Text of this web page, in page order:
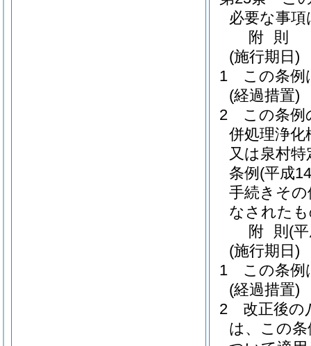
必要な事
附 則
(施行期日)
1
この条例
(経過措置)
2
この条例
併処理浄
又は泉村
条例 (平成
手続きそ
なされた
附 則 (
(施行期日)
1
この条例
(経過措置)
2
改正後の
は、この